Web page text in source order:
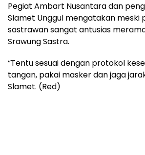
Pegiat Ambart Nusantara dan
Slamet Unggul mengatakan meski
sastrawan sangat antusias
Srawung Sastra.
“Tentu sesuai dengan protokol
tangan, pakai masker dan jaga
Slamet. (Red)